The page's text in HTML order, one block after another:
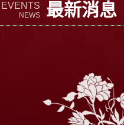
EVENTS
NEWS 最新消息